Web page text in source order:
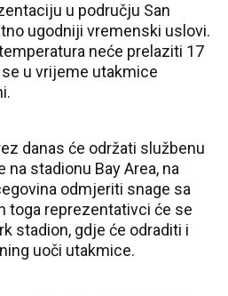
u području San
ugodniji vremenski uslovi.
neće prelaziti 17
u vrijeme utakmice
danas će održati službenu
stadionu Bay Area, na
odmjeriti snage sa
toga reprezentativci će se
stadion, gdje će odraditi i
uoči utakmice.